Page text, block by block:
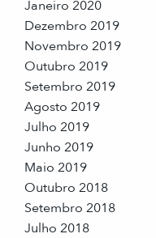
Janeiro 2020
Dezembro 2019
Novembro 2019
Outubro 2019
Setembro 2019
Agosto 2019
Julho 2019
Junho 2019
Maio 2019
Outubro 2018
Setembro 2018
Julho 2018